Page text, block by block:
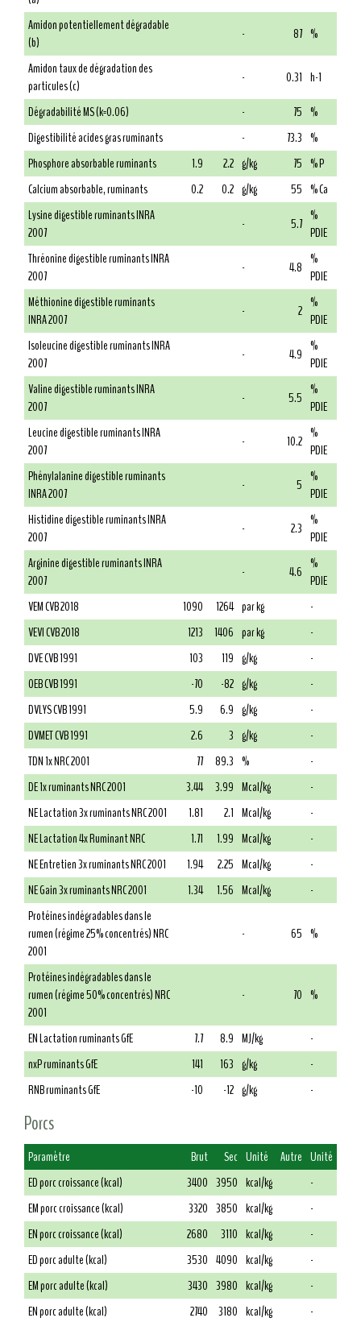
Amidon potentiellement dégradable
(b)
- 87 %
Amidon taux de dégradation des
particules (c)
- 0.31 h-1
Dégradabilité MS (k=0.06)
- 75 %
Digestibilité acides gras ruminants
- 73.3 %
Phosphore absorbable ruminants
1.9 2.2 g/kg 75 % P
Calcium absorbable, ruminants
0.2 0.2 g/kg 55 % Ca
Lysine digestible ruminants INRA
2007
- 5.7 %
PDIE
Thréonine digestible ruminants INRA
2007
- 4.8 %
PDIE
Méthionine digestible ruminants
INRA 2007
- 2 %
PDIE
Isoleucine digestible ruminants INRA
2007
- 4.9 %
PDIE
Valine digestible ruminants INRA
2007
- 5.5 %
PDIE
Leucine digestible ruminants INRA
2007
- 10.2 %
PDIE
Phénylalanine digestible ruminants
INRA 2007
- 5 %
PDIE
Histidine digestible ruminants INRA
2007
- 2.3 %
PDIE
Arginine digestible ruminants INRA
2007
- 4.6 %
PDIE
VEM CVB 2018
1090 1264 par kg
-
VEVI CVB 2018
1213 1406 par kg
-
DVE CVB 1991
103 119 g/kg
-
OEB CVB 1991
-70 -82 g/kg
-
DVLYS CVB 1991
5.9 6.9 g/kg
-
DVMET CVB 1991
2.6 3 g/kg
-
TDN 1x NRC 2001
77 89.3 %
-
DE 1x ruminants NRC 2001
3.44 3.99 Mcal/kg
-
NE Lactation 3x ruminants NRC 2001
1.81 2.1 Mcal/kg
-
NE Lactation 4x Ruminant NRC
1.71 1.99 Mcal/kg
-
NE Entretien 3x ruminants NRC 2001
1.94 2.25 Mcal/kg
-
NE Gain 3x ruminants NRC 2001
1.34 1.56 Mcal/kg
-
Protéines indégradables dans le
rumen (régime 25% concentrés) NRC
2001
- 65 %
Protéines indégradables dans le
rumen (régime 50% concentrés) NRC
2001
- 70 %
EN Lactation ruminants GfE 7.7 8.9 MJ/kg
-
nxP ruminants GfE
141 163 g/kg
-
RNB ruminants GfE
-10 -12 g/kg -
Porcs
Paramètre Brut Sec Unité Autre Unité
ED porc croissance (kcal)
3400 3950 kcal/kg
-
EM porc croissance (kcal)
3320 3850 kcal/kg
-
EN porc croissance (kcal)
2680 3110 kcal/kg
-
ED porc adulte (kcal)
3530 4090 kcal/kg
-
EM porc adulte (kcal)
3430 3980 kcal/kg
-
EN porc adulte (kcal)
2740 3180 kcal/kg
-